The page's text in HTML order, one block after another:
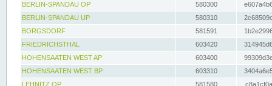
BERLIN-SPANDAU OP
580300
BERLIN-SPANDAU UP
580310
BORGSDORF
581591
FRIEDRICHSTHAL
603420
HOHENSAATEN WEST AP
603400
HOHENSAATEN WEST BP
603310
LEHNITZ OP
581580